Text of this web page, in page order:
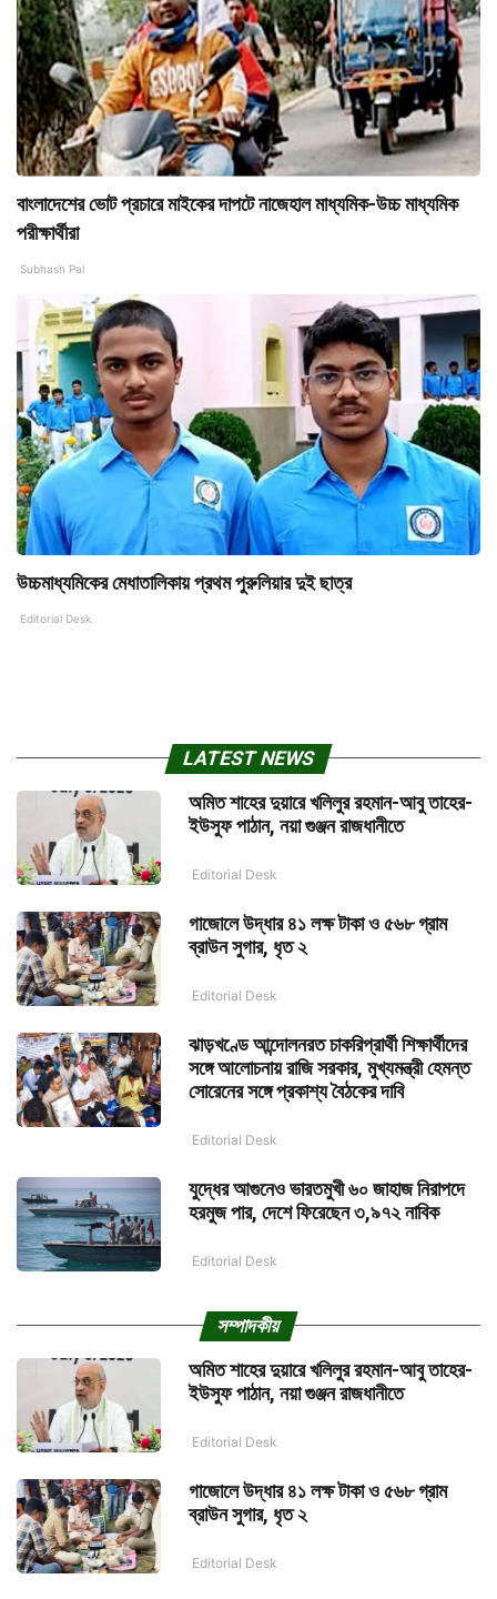
বাংলাদেশের ভোট প্রচারে মাইকের দাপটে নাজেহাল মাধ্যমিক-উচ্চ মাধ্যমিক
পরীক্ষার্থীরা
Subhash Pal
উচ্চমাধ্যমিকের মেধাতালিকায় প্রথম পুরুলিয়ার দুই ছাত্র
Editorial Desk
LATEST NEWS
অমিত শাহের দুয়ারে খলিলুর রহমান-আবু তাহের-
ইউসুফ পাঠান, নয়া গুঞ্জন রাজধানীতে
Editorial Desk
গাজোলে উদ্ধার ৪১ লক্ষ টাকা ও ৫৬৮ গ্রাম
ব্রাউন সুগার, ধৃত ২
Editorial Desk
ঝাড়খণ্ডে আন্দোলনরত চাকরিপ্রার্থী শিক্ষার্থীদের
সঙ্গে আলোচনায় রাজি সরকার, মুখ্যমন্ত্রী হেমন্ত
সোরেনের সঙ্গে প্রকাশ্য বৈঠকের দাবি
Editorial Desk
যুদ্ধের আগুনেও ভারতমুখী ৬০ জাহাজ নিরাপদে
হরমুজ পার, দেশে ফিরেছেন ৩,৯৭২ নাবিক
Editorial Desk
সম্পাদকীয়
অমিত শাহের দুয়ারে খলিলুর রহমান-আবু তাহের-
ইউসুফ পাঠান, নয়া গুঞ্জন রাজধানীতে
Editorial Desk
গাজোলে উদ্ধার ৪১ লক্ষ টাকা ও ৫৬৮ গ্রাম
ব্রাউন সুগার, ধৃত ২
Editorial Desk